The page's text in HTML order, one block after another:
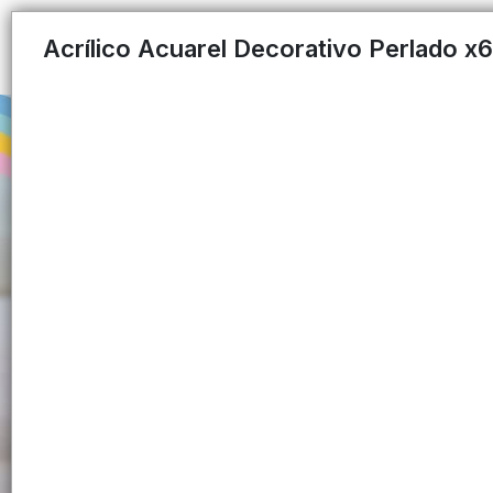
Acrílico Acuarel Decorativo Perlado